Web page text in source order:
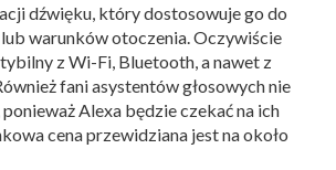
dźwięku, który dostosowuje go do
warunków otoczenia. Oczywiście
z Wi-Fi, Bluetooth, a nawet z
fani asystentów głosowych nie
Alexa będzie czekać na ich
cena przewidziana jest na około